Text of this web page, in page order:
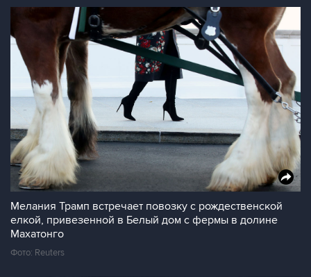
Мелания Трамп встречает повозку с рождественской
елкой, привезенной в Белый дом с фермы в долине
Махатонго
Фото: Reuters